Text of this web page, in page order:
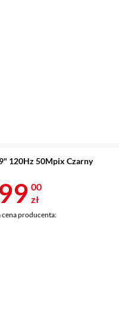
120Hz 50Mpix Czarny
1 799 zł
00
zł
cena producenta: